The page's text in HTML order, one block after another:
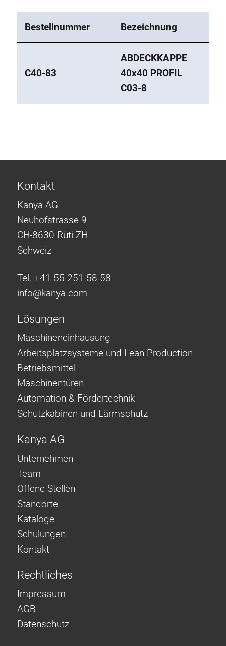
Bestellnummer Bezeichnung
C40-83
ABDECKKAPPE
40x40 PROFIL
C03-8
Kontakt
Kanya AG
Neuhofstrasse 9
CH-8630 Rüti ZH
Schweiz
Tel. +41 55 251 58 58
info@kanya.com
Lösungen
Maschineneinhausung
Arbeitsplatzsysteme und Lean Production
Betriebsmittel
Maschinentüren
Automation & Fördertechnik
Schutzkabinen und Lärmschutz
Kanya AG
Unternehmen
Team
Offene Stellen
Standorte
Kataloge
Schulungen
Kontakt
Rechtliches
Impressum
AGB
Datenschutz